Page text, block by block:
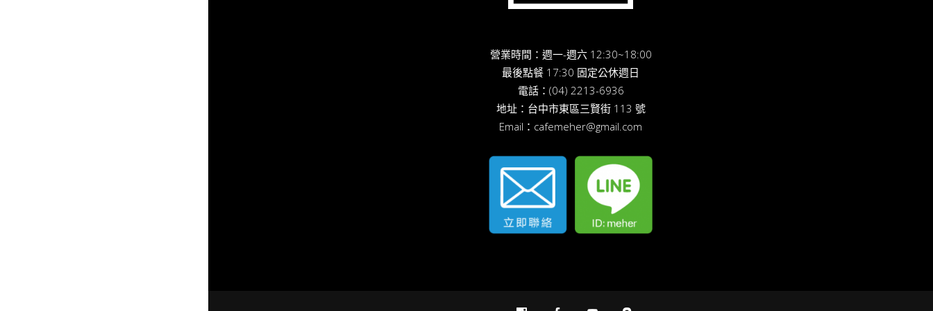
營業時間：週一-週六 12:30~18:00
最後點餐 17:30 固定公休週日
電話： (04) 2213-6936
地址： 台中市東區三賢街 113 號
Email： cafemeher@gmail.com